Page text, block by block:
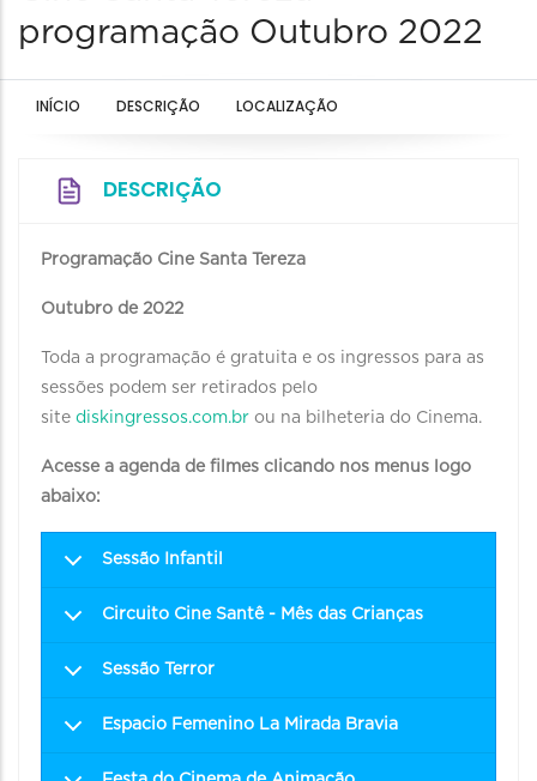
programação Outubro 2022
INÍCIO DESCRIÇÃO LOCALIZAÇÃO
DESCRIÇÃO
Programação Cine Santa Tereza
Outubro de 2022
Toda a programação é gratuita e os ingressos para as
sessões podem ser retirados pelo
site diskingressos.com.br ou na bilheteria do Cinema.
Acesse a agenda de filmes clicando nos menus logo
abaixo:
Sessão Infantil
Circuito Cine Santê - Mês das Crianças
Sessão Terror
Espacio Femenino La Mirada Bravia